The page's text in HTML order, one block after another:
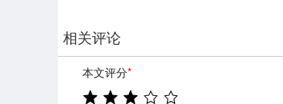
相关评论
本文评分*